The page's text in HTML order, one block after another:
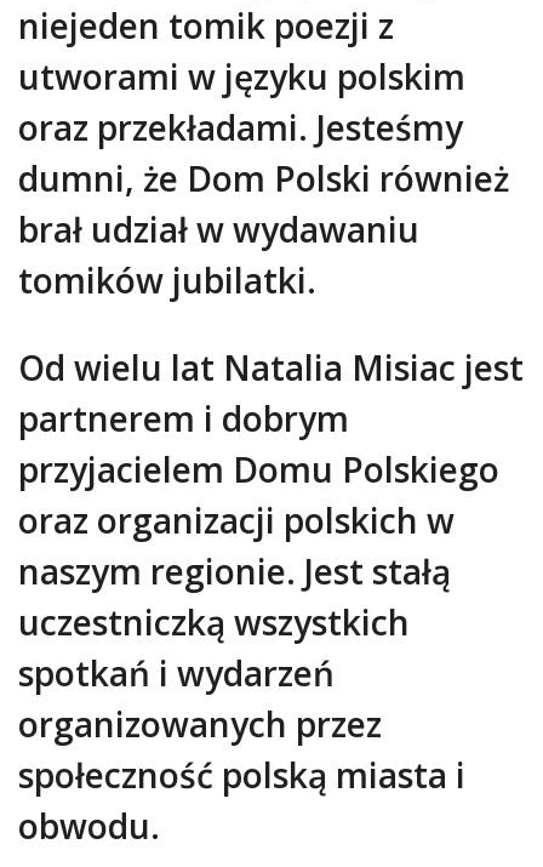
niejeden tomik poezji z
utworami w języku polskim
oraz przekładami. Jesteśmy
dumni, że Dom Polski również
brał udział w wydawaniu
tomików jubilatki.
Od wielu lat Natalia Misiac jest
partnerem i dobrym
przyjacielem Domu Polskiego
oraz organizacji polskich w
naszym regionie. Jest stałą
uczestniczką wszystkich
spotkań i wydarzeń
organizowanych przez
społeczność polską miasta i
obwodu.